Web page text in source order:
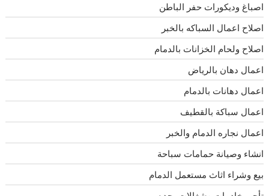
اصباغ وديكورات حفر الباطن
اصلاح اعمال السباكه بالخبر
اصلاح ولحام الخزانات بالدمام
اعمال دهان بالرياض
اعمال دهانات بالدمام
اعمال سباكة بالقطيف
اعمال نجاره الدمام والخبر
انشاء وصيانة حمامات سباحة
بيع وشراء اثاث مستعمل الدمام